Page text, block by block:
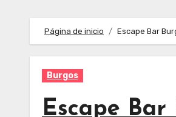
Página de inicio Escape Bar
Burgos
Escape